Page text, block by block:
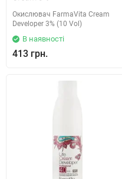
Окислювач FarmaVita Cream
Developer 3% (10 Vol)
В наявності
413 грн.